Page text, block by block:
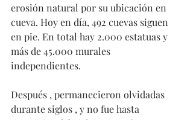
erosión natural por su ubicación en
cueva. Hoy en día, 492 cuevas siguen
en pie. En total hay 2.000 estatuas y
más de 45.000 murales
independientes.
Después , permanecieron olvidadas
durante siglos , y no fue hasta